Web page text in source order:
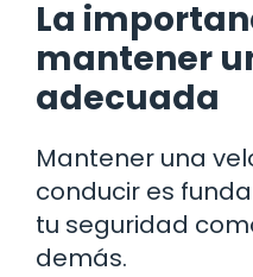
La
mantener
adecuada
Mantener una
conducir es
tu seguridad
demás.